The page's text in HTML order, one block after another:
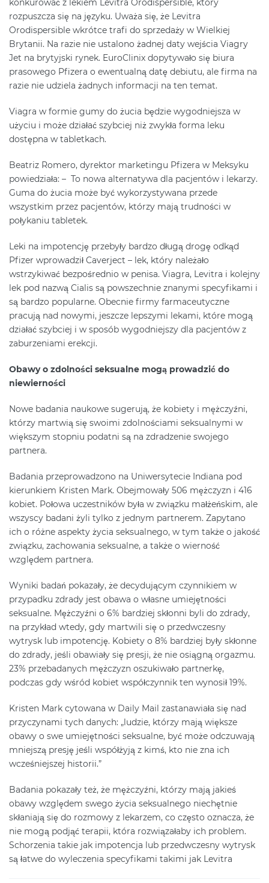
konkurować z lekiem Levitra Orodispersible, który
rozpuszcza się na języku. Uważa się, że Levitra
Orodispersible wkrótce trafi do sprzedaży w Wielkiej
Brytanii. Na razie nie ustalono żadnej daty wejścia Viagry
Jet na brytyjski rynek. EuroClinix dopytywało się biura
prasowego Pfizera o ewentualną datę debiutu, ale firma na
razie nie udziela żadnych informacji na ten temat.
Viagra w formie gumy do żucia będzie wygodniejsza w
użyciu i może działać szybciej niż zwykła forma leku
dostępna w tabletkach.
Beatriz Romero, dyrektor marketingu Pfizera w Meksyku
powiedziała: – To nowa alternatywa dla pacjentów i lekarzy.
Guma do żucia może być wykorzystywana przede
wszystkim przez pacjentów, którzy mają trudności w
połykaniu tabletek.
Leki na impotencję przebyły bardzo długą drogę odkąd
Pfizer wprowadził Caverject – lek, który należało
wstrzykiwać bezpośrednio w penisa. Viagra, Levitra i kolejny
lek pod nazwą Cialis są powszechnie znanymi specyfikami i
są bardzo popularne. Obecnie firmy farmaceutyczne
pracują nad nowymi, jeszcze lepszymi lekami, które mogą
działać szybciej i w sposób wygodniejszy dla pacjentów z
zaburzeniami erekcji.
Obawy o zdolności seksualne mogą prowadzić do
niewierności
Nowe badania naukowe sugerują, że kobiety i mężczyźni,
którzy martwią się swoimi zdolnościami seksualnymi w
większym stopniu podatni są na zdradzenie swojego
partnera.
Badania przeprowadzono na Uniwersytecie Indiana pod
kierunkiem Kristen Mark. Obejmowały 506 mężczyzn i 416
kobiet. Połowa uczestników była w związku małżeńskim, ale
wszyscy badani żyli tylko z jednym partnerem. Zapytano
ich o różne aspekty życia seksualnego, w tym także o jakość
związku, zachowania seksualne, a także o wierność
względem partnera.
Wyniki badań pokazały, że decydującym czynnikiem w
przypadku zdrady jest obawa o własne umiejętności
seksualne. Mężczyźni o 6% bardziej skłonni byli do zdrady,
na przykład wtedy, gdy martwili się o przedwczesny
wytrysk lub impotencję. Kobiety o 8% bardziej były skłonne
do zdrady, jeśli obawiały się presji, że nie osiągną orgazmu.
23% przebadanych mężczyzn oszukiwało partnerkę,
podczas gdy wśród kobiet współczynnik ten wynosił 19%.
Kristen Mark cytowana w Daily Mail zastanawiała się nad
przyczynami tych danych: „ludzie, którzy mają większe
obawy o swe umiejętności seksualne, być może odczuwają
mniejszą presję jeśli współżyją z kimś, kto nie zna ich
wcześniejszej historii.”
Badania pokazały też, że mężczyźni, którzy mają jakieś
obawy względem swego życia seksualnego niechętnie
skłaniają się do rozmowy z lekarzem, co często oznacza, że
nie mogą podjąć terapii, która rozwiązałaby ich problem.
Schorzenia takie jak impotencja lub przedwczesny wytrysk
są łatwe do wyleczenia specyfikami takimi jak Levitra